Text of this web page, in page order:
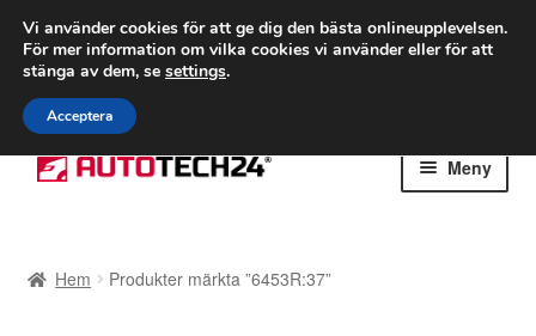
FRAKT från 75 kr
Världsomspännande frakt
Ring 766 924 713
Hoppa
till
Hoppa
till
Meny
Betalningar
Hem Produkter märkta ”6453R:37”
Vi använder cookies för att ge dig den bästa onlineupplevelsen.
För mer information om vilka cookies vi använder eller för att
stänga av dem, se settings.
Acceptera